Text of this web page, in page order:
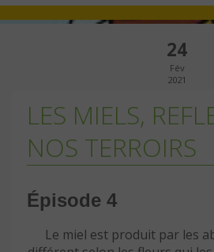
24
Fév
2021
LES MIELS,
NOS TERROIRS
Épisode 4
Le miel est produit par les